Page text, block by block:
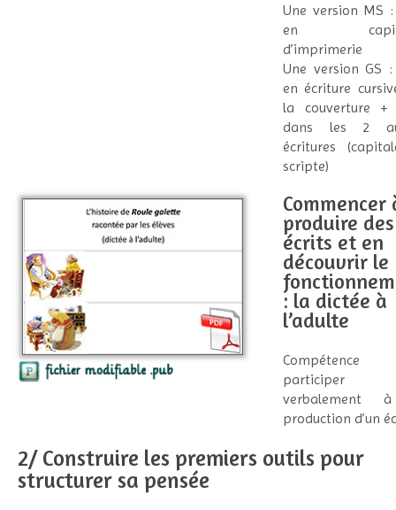
Une version MS
en
d’imprimerie
Une version GS
en écriture
la couverture
dans les 2
écritures
scripte)
Commencer
produire des
écrits et en
découvrir le
: la dictée à
l’adulte
participer
verbalement
production d’un
2/ Construire les premiers outils pour
structurer sa pensée